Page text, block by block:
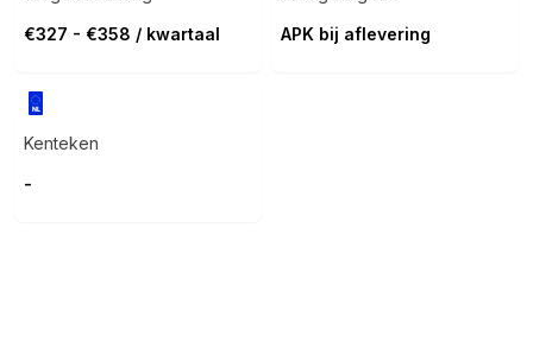
€327 - €358 / kwartaal
APK bij aflevering
Kenteken
-